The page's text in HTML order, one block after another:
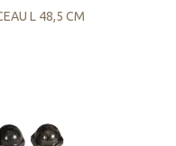
L 48,5 CM